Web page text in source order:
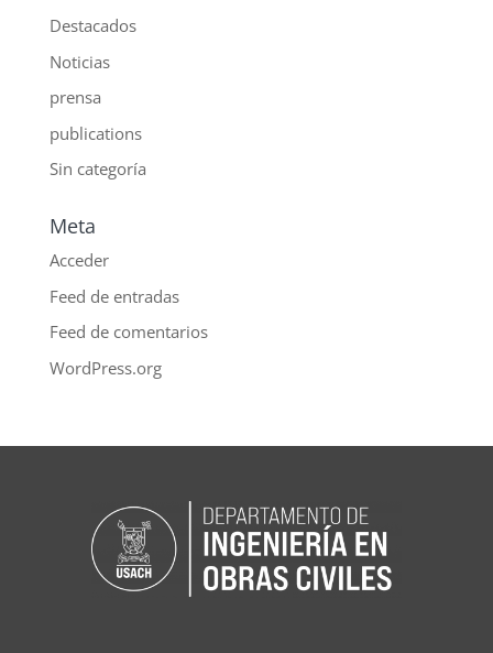
Destacados
Noticias
prensa
publications
Sin categoría
Meta
Acceder
Feed de entradas
Feed de comentarios
WordPress.org